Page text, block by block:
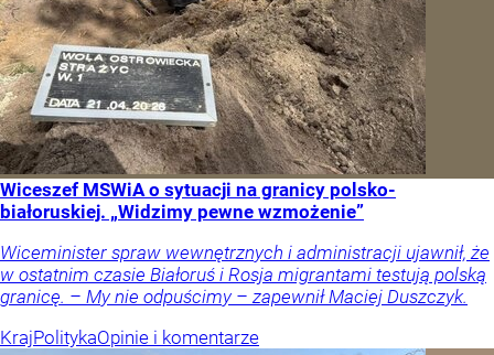
Wiceszef MSWiA o sytuacji na granicy polsko-
białoruskiej. „Widzimy pewne wzmożenie”
Wiceminister spraw wewnętrznych i administracji ujawnił, że
w ostatnim czasie Białoruś i Rosja migrantami testują polską
granicę. – My nie odpuścimy – zapewnił Maciej Duszczyk.
KrajPolitykaOpinie i komentarze